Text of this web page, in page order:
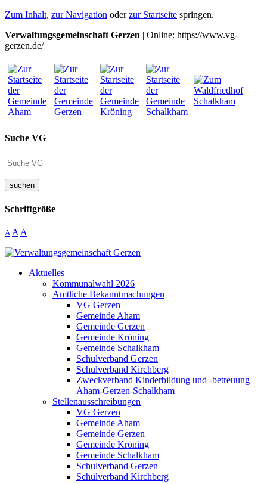
Zum Inhalt, zur Navigation oderzur Startseite springen.
Verwaltungsgemeinschaft Gerzen | Online: https://www.vg-
gerzen.de/
Suche VG
suchen
Schriftgröße
A A A
Aktuelles
Kommunalwahl 2026
Amtliche Bekanntmachungen
VG Gerzen
Gemeinde Aham
Gemeinde Gerzen
Gemeinde Kröning
Gemeinde Schalkham
Schulverband Gerzen
Schulverband Kirchberg
Zweckverband Kinderbildung und -betreuung
Aham-Gerzen-Schalkham
Stellenausschreibungen
VG Gerzen
Gemeinde Aham
Gemeinde Gerzen
Gemeinde Kröning
Gemeinde Schalkham
Schulverband Gerzen
Schulverband Kirchberg